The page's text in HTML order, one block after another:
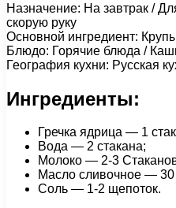
Назначение: На завтрак /
скорую руку
Основной ингредиент:
Блюдо: Горячие блюда /
География кухни: Русская
Ингредиенты:
Гречка ядрица — 1
Вода — 2 стакана;
Молоко — 2-3
Масло сливочное — 30
Соль — 1-2 щепоток.